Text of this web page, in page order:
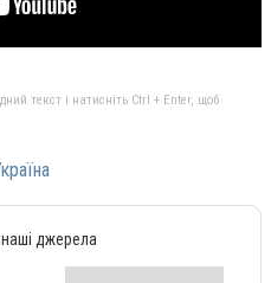
текст і натисніть Ctrl + Enter, щоб
наші джерела